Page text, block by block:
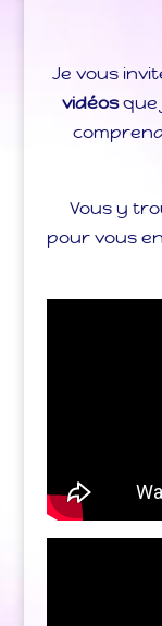
Je vous
vidéosque
Vous y
pour vous